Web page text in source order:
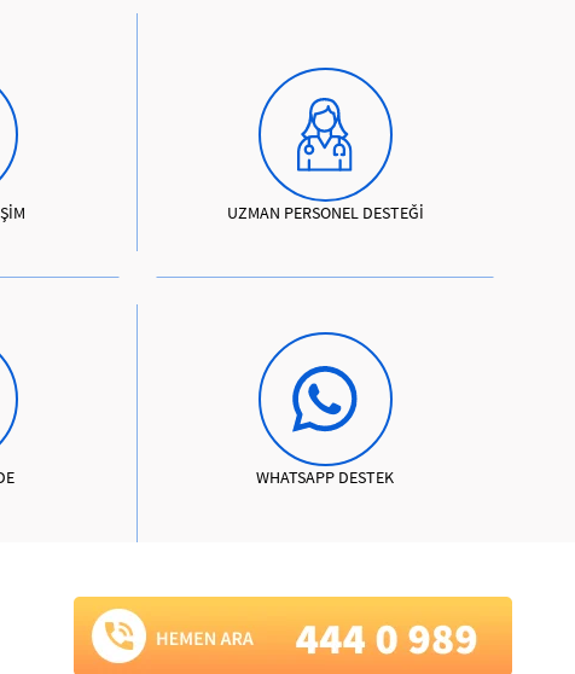
UZMAN PERSONEL DESTEĞİ
WHATSAPP DESTEK